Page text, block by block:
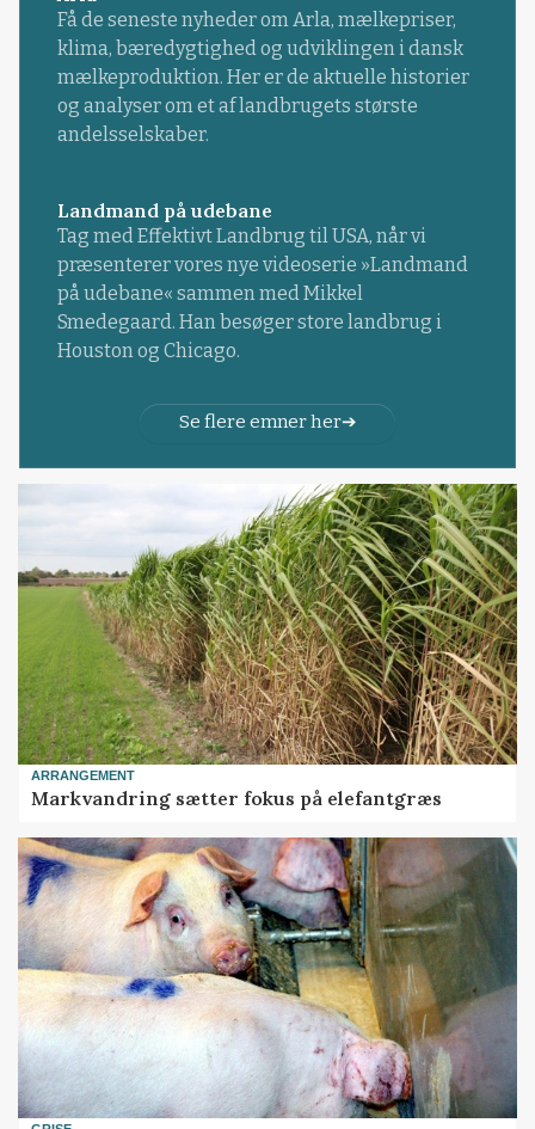
Få de seneste nyheder om Arla, mælkepriser,
klima, bæredygtighed og udviklingen i dansk
mælkeproduktion. Her er de aktuelle historier
og analyser om et af landbrugets største
andelsselskaber.
Landmand på udebane
Tag med Effektivt Landbrug til USA, når vi
præsenterer vores nye videoserie »Landmand
på udebane« sammen med Mikkel
Smedegaard. Han besøger store landbrug i
Houston og Chicago.
Se flere emner her
ARRANGEMENT
Markvandring sætter fokus på elefantgræs